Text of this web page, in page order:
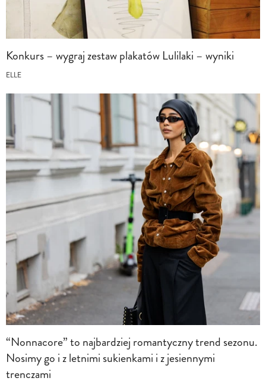
Konkurs – wygraj zestaw plakatów Lulilaki – wyniki
ELLE
“Nonnacore” to najbardziej romantyczny trend sezonu.
Nosimy go i z letnimi sukienkami i z jesiennymi
trenczami